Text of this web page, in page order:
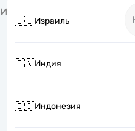
И
🇮🇱Израиль
🇮🇳Индия
🇮🇩Индонезия